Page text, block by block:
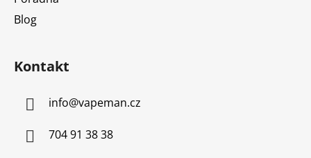
Blog
Kontakt
info@vapeman.cz
704 91 38 38